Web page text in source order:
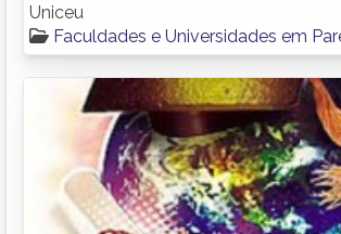
Uniceu
Faculdades e Universidades em